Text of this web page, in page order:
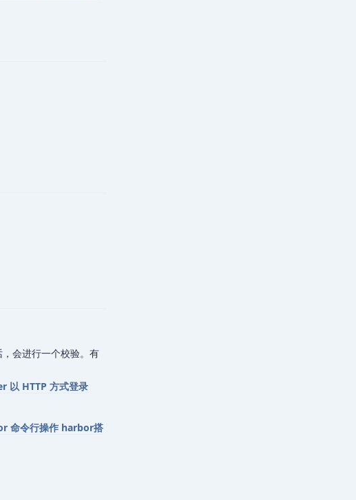
会进行一个校验。有
以 HTTP 方式登录
命令行操作 harbor搭